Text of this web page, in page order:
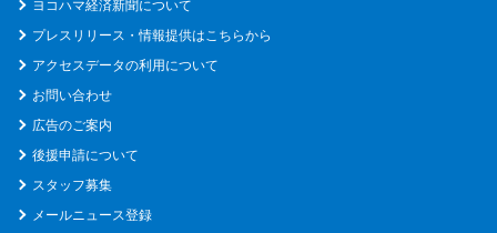
ヨコハマ経済新聞について
プレスリリース・情報提供はこちらから
アクセスデータの利用について
お問い合わせ
広告のご案内
後援申請について
スタッフ募集
メールニュース登録